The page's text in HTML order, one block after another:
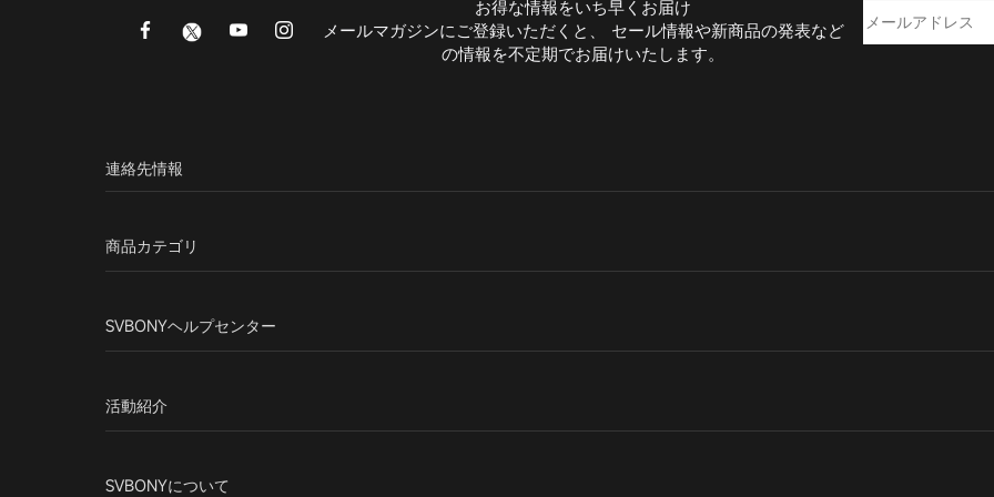
お得な情報をいち早くお届け
メールマガジンにご登録いただくと、 セール情報や新商品の発表など
の情報を不定期でお届けいたします。
連絡先情報
商品カテゴリ
SVBONYヘルプセンター
活動紹介
SVBONYについて